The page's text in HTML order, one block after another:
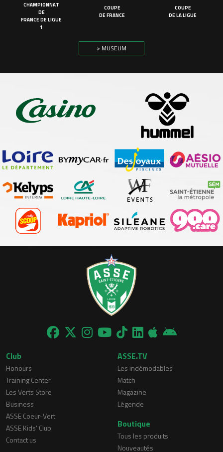
CHAMPIONNAT
DE
FRANCE DE LIGUE
1
COUPE
DE FRANCE
COUPE
DE LA LIGUE
> MUSEUM
Club
Honours
Training Center
Les Verts Store
Business
ASSE Coeur-Vert
ASSE Kids' Club
Contact us
ASSE.TV
Les indémodables
Match
Magazine
Légende
Boutique
Tous les produits
Nouveautés